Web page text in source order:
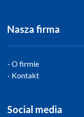
Nasza firma
O firmie
Kontakt
Social media